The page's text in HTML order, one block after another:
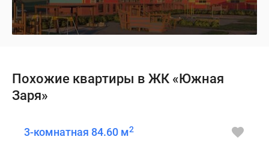
Похожие квартиры в ЖК «Южная
Заря»
3-комнатная 84.60 м2